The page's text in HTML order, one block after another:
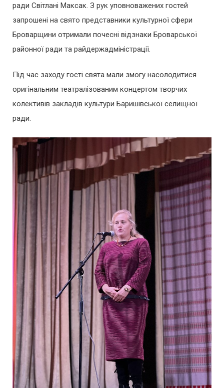
ради Світлані Максак. З рук уповноважених гостей
запрошені на свято представники культурної сфери
Броварщини отримали почесні відзнаки Броварської
районної ради та райдержадміністрації.
Під час заходу гості свята мали змогу насолодитися
оригінальним театралізованим концертом творчих
колективів закладів культури Баришівської селищної
ради.